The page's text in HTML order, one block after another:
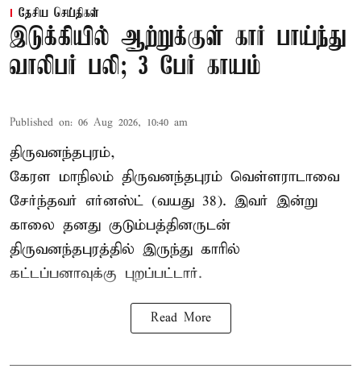
தேசிய செய்திகள்
இடுக்கியில் ஆற்றுக்குள் கார் பாய்ந்து
வாலிபர் பலி; 3 பேர் காயம்
Published on: 06 Aug 2026, 10:40 am
திருவனந்தபுரம்,
கேரள மாநிலம் திருவனந்தபுரம் வெள்ளராடாவை
சேர்ந்தவர் எர்னஸ்ட் (வயது 38). இவர் இன்று
காலை தனது குடும்பத்தினருடன்
திருவனந்தபுரத்தில் இருந்து காரில்
கட்டப்பனாவுக்கு புறப்பட்டார்.
Read More